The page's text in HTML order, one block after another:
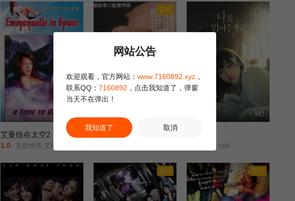
1.0 克里丝塔·艾伦/Paul/Michael/Robinson/P.S./Sono/
正片
新宿玛利亚
HD
Read me/
正片 正片
网站公告
欢迎观看，官方网站： www.7160892.xyz ，
联系QQ： 7160892 ，点击我知道了，弹窗
当天不在弹出！
我知道了 取消